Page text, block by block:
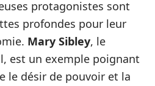
protagonistes sont
profondes pour leur
Mary Sibley, le
est un exemple poignant
le désir de pouvoir et la